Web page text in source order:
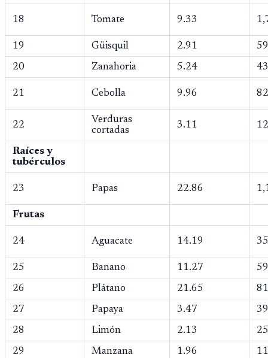
18 Tomate 9.33
19 Güisquil 2.91
20
Zanahoria 5.24
21 Cebolla 9.96
22
Verduras
cortadas
3.11
Raíces y
tubérculos
23 Papas 22.86
Frutas
24 Aguacate 14.19
25 Banano 11.27
26
Plátano 21.65
27
Papaya 3.47
28
Limón 2.13
29
Manzana 1.96